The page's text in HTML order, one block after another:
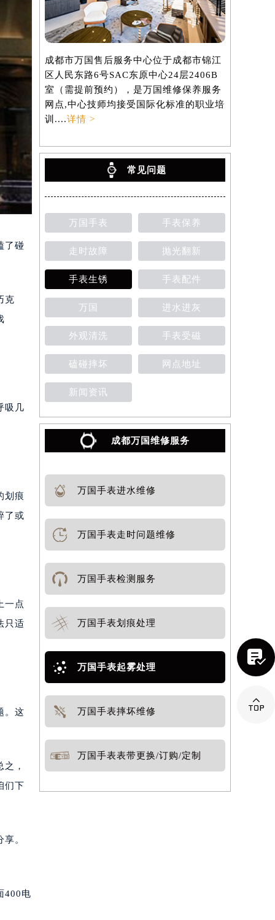
了碰
克
吸几
划痕
了或
一点
只适
。这
，
们下
。
400电
成都市万国售后服务中心位于成都市锦江
区人民东路6号SAC东原中心24层2406B
室（需提前预约），是万国维修保养服务
网点,中心技师均接受国际化标准的职业培
训....详情 >
常见问题
万国手表 手表保养
走时故障 抛光翻新
手表生锈 手表配件
万国 进水进灰
外观清洗 手表受磁
磕碰摔坏 网点地址
新闻资讯
成都万国维修服务
万国手表进水维修
万国手表走时问题维修
万国手表检测服务
万国手表划痕处理
万国手表起雾处理
万国手表摔坏维修
万国手表表带更换/订购/定制

